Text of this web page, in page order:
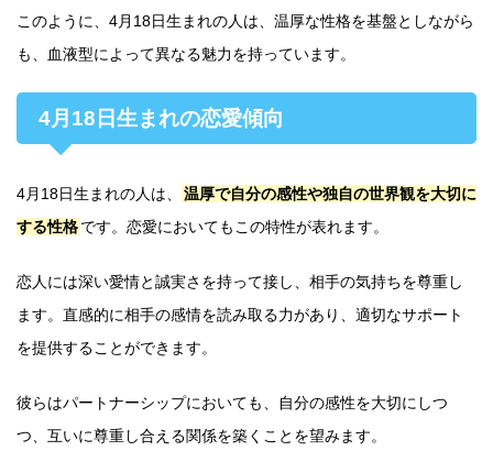
このように、4月18日生まれの人は、温厚な性格を基盤としながら
も、血液型によって異なる魅力を持っています。
4月18日生まれの恋愛傾向
4月18日生まれの人は、
温厚で自分の感性や独自の世界観を大切に
する性格です。恋愛においてもこの特性が表れます。
恋人には深い愛情と誠実さを持って接し、相手の気持ちを尊重し
ます。直感的に相手の感情を読み取る力があり、適切なサポート
を提供することができます。
彼らはパートナーシップにおいても、自分の感性を大切にしつ
つ、互いに尊重し合える関係を築くことを望みます。